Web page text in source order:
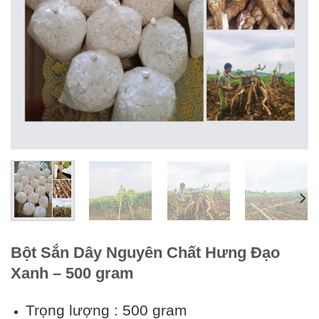
Bột Sắn Dây Nguyên Chất Hưng Đạo
Xanh – 500 gram
Trọng lượng : 500 gram